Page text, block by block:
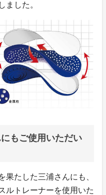
ました。
もご使用いただい
果たした三浦さんにも、
ルトレーナーを使用いた